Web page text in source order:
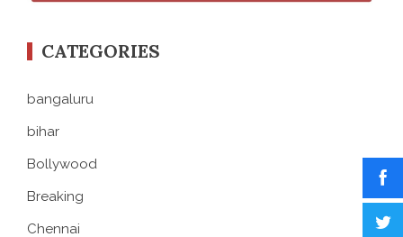
CATEGORIES
bangaluru
bihar
Bollywood
Breaking
Chennai